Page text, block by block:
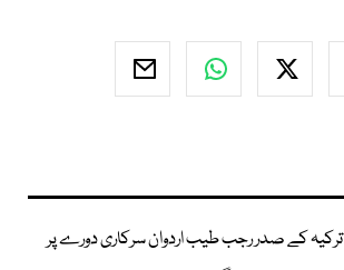
ترکیہ کے صدر رجب طیب اردوان سرکاری دورے پر